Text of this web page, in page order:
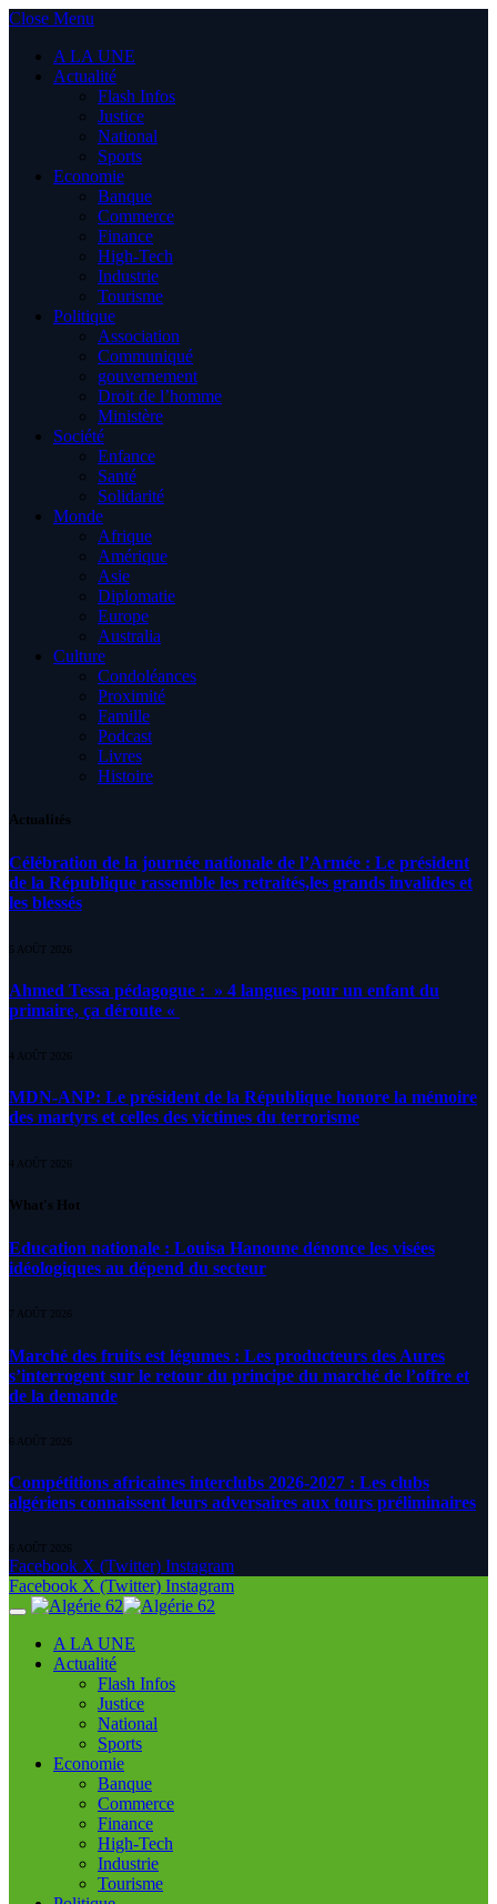
Close Menu
A LA UNE
Actualité
Flash Infos
Justice
National
Sports
Economie
Banque
Commerce
Finance
High-Tech
Industrie
Tourisme
Politique
Association
Communiqué
gouvernement
Droit de l’homme
Ministère
Société
Enfance
Santé
Solidarité
Monde
Afrique
Amérique
Asie
Diplomatie
Europe
Australia
Culture
Condoléances
Proximité
Famille
Podcast
Livres
Histoire
Actualités
Célébration de la journée nationale de l’Armée : Le président
de la République rassemble les retraités,les grands invalides et
les blessés
5 AOÛT 2026
Ahmed Tessa pédagogue : » 4 langues pour un enfant du
primaire, ça déroute «
4 AOÛT 2026
MDN-ANP: Le président de la République honore la mémoire
des martyrs et celles des victimes du terrorisme
4 AOÛT 2026
What's Hot
Education nationale : Louisa Hanoune dénonce les visées
idéologiques au dépend du secteur
7 AOÛT 2026
Marché des fruits est légumes : Les producteurs des Aures
s’interrogent sur le retour du principe du marché de l’offre et
de la demande
6 AOÛT 2026
Compétitions africaines interclubs 2026-2027 : Les clubs
algériens connaissent leurs adversaires aux tours préliminaires
6 AOÛT 2026
Facebook X (Twitter) Instagram
Facebook X (Twitter) Instagram
A LA UNE
Actualité
Flash Infos
Justice
National
Sports
Economie
Banque
Commerce
Finance
High-Tech
Industrie
Tourisme